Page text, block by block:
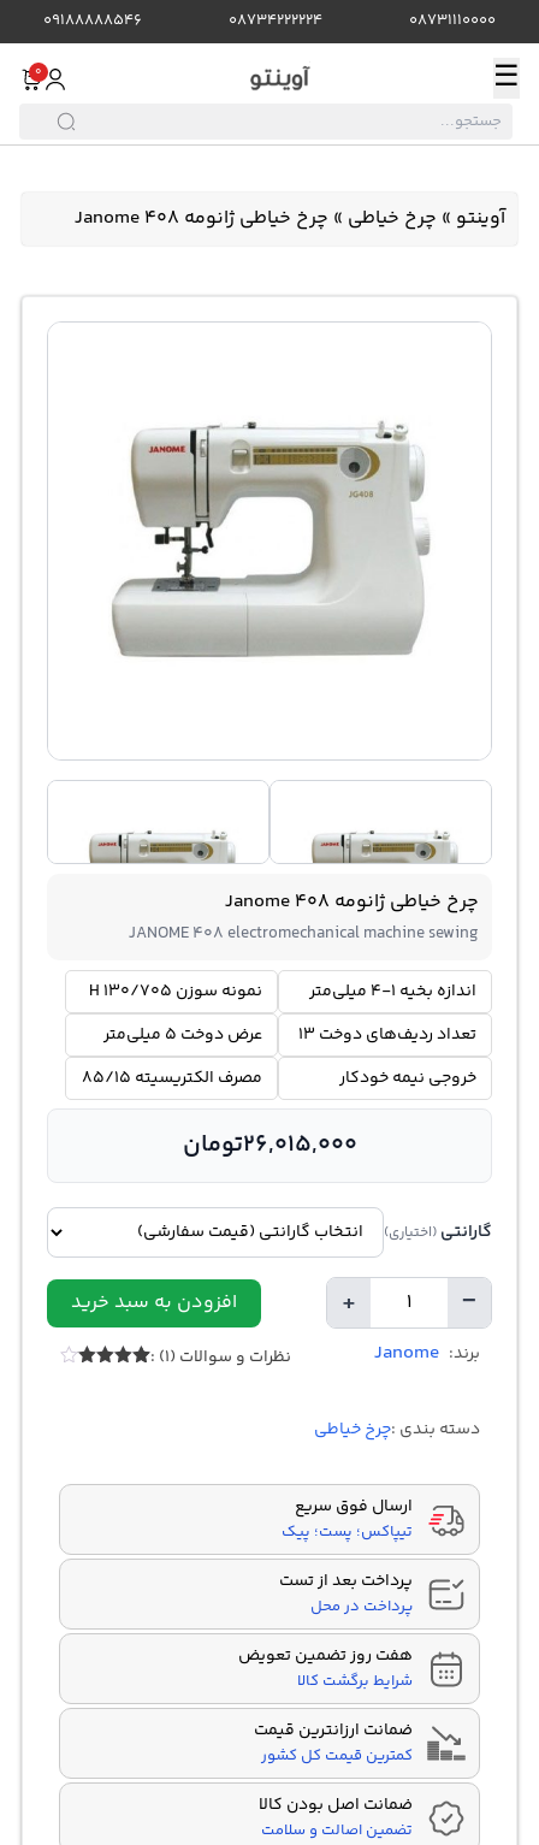
08731110000
08734222224
09188888546
☰
0
آوینتو » چرخ خیاطی » چرخ خیاطی ژانومه Janome 408
چرخ خیاطی ژانومه Janome 408
JANOME 408 electromechanical machine sewing
اندازه بخیه 1-4 میلی‌متر
نمونه سوزن 130/705 H
تعداد ردیف‌های دوخت 13
عرض دوخت 5 میلی‌متر
خروجی نیمه خودکار
مصرف الکتریسیته 85/15
26,015,000تومان
گارانتی (اختیاری)
−
تعداد + افزودن به سبد خرید
برند: Janome نظرات و سوالات (1) :
دسته بندی :چرخ خیاطی
ارسال فوق سریع
تیپاکس؛ پست؛ پیک
پرداخت بعد از تست
پرداخت در محل
هفت روز تضمین تعویض
شرایط برگشت کالا
ضمانت ارزانترین قیمت
کمترین قیمت کل کشور
ضمانت اصل بودن کالا
تضمین اصالت و سلامت